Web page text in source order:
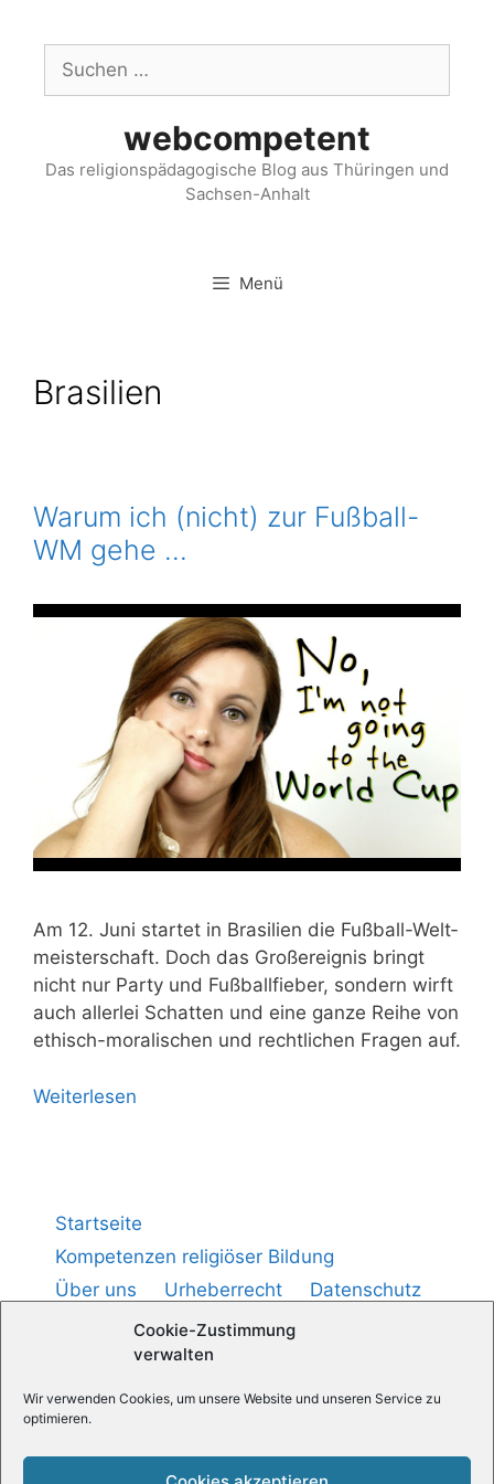
Cookie-Zustimmung
verwalten
Wir verwenden Cookies, um unsere Website und unseren Service zu
optimieren.
webcompetent
Das religionspädagogische Blog aus Thüringen und
Sachsen-Anhalt
Menü
Brasilien
Warum ich (nicht) zur Fußball-
WM gehe …
Am 12. Juni star­tet in Bra­si­li­en die Fuß­ball-Welt­
meis­ter­schaft. Doch das Groß­ereig­nis bringt
nicht nur Par­ty und Fuß­ball­fie­ber, son­dern wirft
auch aller­lei Schat­ten und eine gan­ze Rei­he von
ethisch-mora­li­schen und recht­li­chen Fra­gen auf.
Wei­ter­le­sen
Startseite
Kompetenzen religiöser Bildung
Über uns
Urheberrecht
Datenschutz
Impressum
Cookie-Richtlinie (
Medienpädagogik — Praxis